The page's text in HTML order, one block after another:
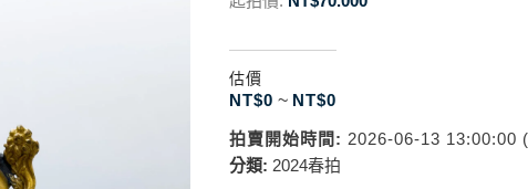
估價
NT$0 ~ NT$0
拍賣開始時間: 2026-06-13 13:00:00
分類: 2024春拍